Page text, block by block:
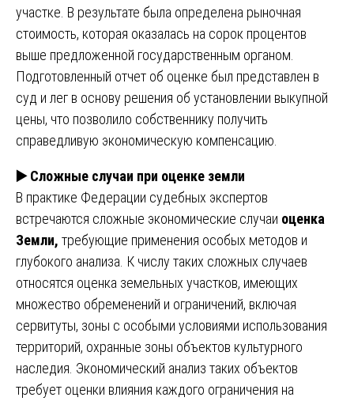
участке. В результате была определена рыночная
стоимость, которая оказалась на сорок процентов
выше предложенной государственным органом.
Подготовленный отчет об оценке был представлен в
суд и лег в основу решения об установлении выкупной
цены, что позволило собственнику получить
справедливую экономическую компенсацию.
▶️Сложные случаи при оценке земли
В практике Федерации судебных экспертов
встречаются сложные экономические случаи оценка
Земли, требующие применения особых методов и
глубокого анализа. К числу таких сложных случаев
относятся оценка земельных участков, имеющих
множество обременений и ограничений, включая
сервитуты, зоны с особыми условиями использования
территорий, охранные зоны объектов культурного
наследия. Экономический анализ таких объектов
требует оценки влияния каждого ограничения на